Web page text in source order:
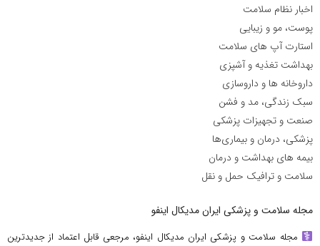
اخبار نظام سلامت
پوست، مو و زیبایی
استارت آپ های سلامت
بهداشت تغذیه و آشپزی
داروخانه ها و داروسازی
سبک زندگی، مد و فشن
صنعت و تجهیزات پزشکی
پزشکی، درمان و بیماری‌ها
بیمه های بهداشت و درمان
سلامت و ترافیک حمل و نقل
مجله سلامت و پزشکی ایران مدیکال اینفو
مجله سلامت و پزشکی ایران مدیکال اینفو، مرجعی قابل اعتماد از جدیدترین